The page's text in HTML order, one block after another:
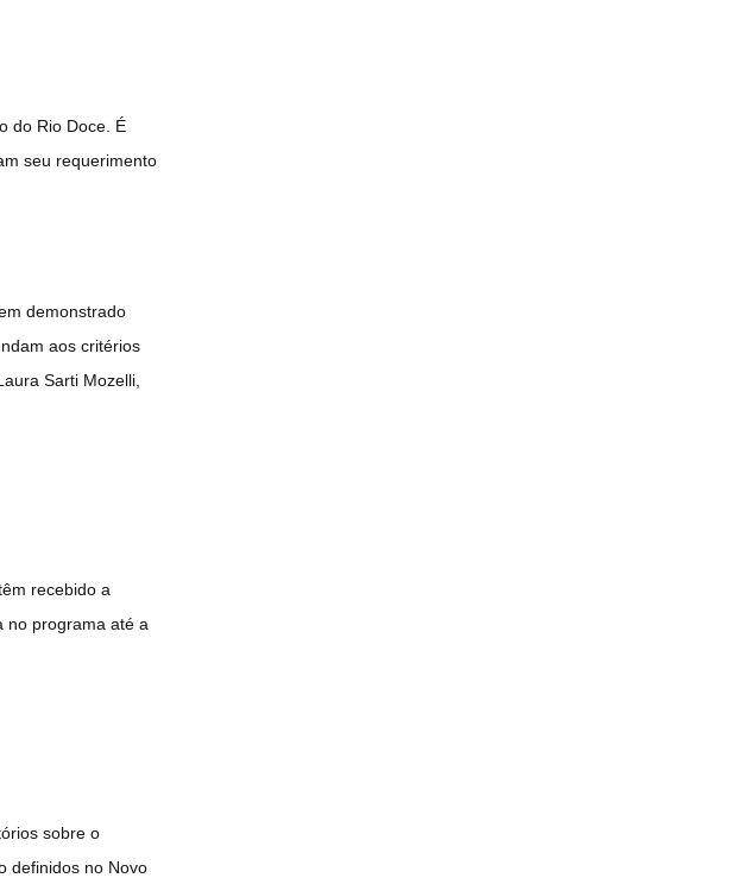
do Rio Doce. É
seu requerimento
demonstrado
aos critérios
Sarti Mozelli,
recebido a
no programa até a
sobre o
definidos no Novo